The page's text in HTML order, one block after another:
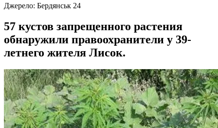
Джерело: Бердянськ 24
57 кустов запрещенного растения
обнаружили правоохранители у 39-
летнего жителя Лисок.